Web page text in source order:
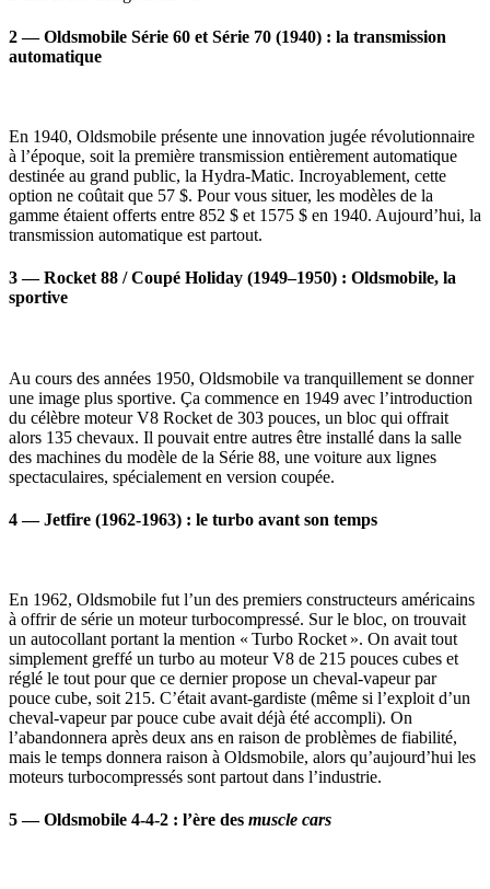
2 — Oldsmobile Série 60 et Série 70 (1940) : la transmission
automatique
En 1940, Oldsmobile présente une innovation jugée révolutionnaire
à l’époque, soit la première transmission entièrement automatique
destinée au grand public, la Hydra-Matic. Incroyablement, cette
option ne coûtait que 57 $. Pour vous situer, les modèles de la
gamme étaient offerts entre 852 $ et 1575 $ en 1940. Aujourd’hui, la
transmission automatique est partout.
3 — Rocket 88 / Coupé Holiday (1949–1950) : Oldsmobile, la
sportive
Au cours des années 1950, Oldsmobile va tranquillement se donner
une image plus sportive. Ça commence en 1949 avec l’introduction
du célèbre moteur V8 Rocket de 303 pouces, un bloc qui offrait
alors 135 chevaux. Il pouvait entre autres être installé dans la salle
des machines du modèle de la Série 88, une voiture aux lignes
spectaculaires, spécialement en version coupée.
4 — Jetfire (1962-1963) : le turbo avant son temps
En 1962, Oldsmobile fut l’un des premiers constructeurs américains
à offrir de série un moteur turbocompressé. Sur le bloc, on trouvait
un autocollant portant la mention « Turbo Rocket ». On avait tout
simplement greffé un turbo au moteur V8 de 215 pouces cubes et
réglé le tout pour que ce dernier propose un cheval-vapeur par
pouce cube, soit 215. C’était avant-gardiste (même si l’exploit d’un
cheval-vapeur par pouce cube avait déjà été accompli). On
l’abandonnera après deux ans en raison de problèmes de fiabilité,
mais le temps donnera raison à Oldsmobile, alors qu’aujourd’hui les
moteurs turbocompressés sont partout dans l’industrie.
5 — Oldsmobile 4-4-2 : l’ère des muscle cars